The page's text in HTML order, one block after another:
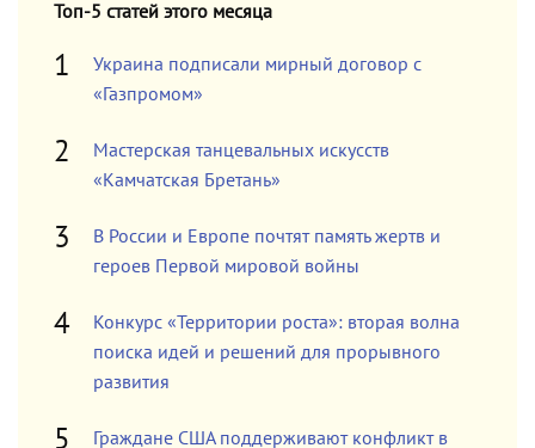
Топ-5 статей этого месяца
Украина подписали мирный договор с
«Газпромом»
Мастерская танцевальных искусств
«Камчатская Бретань»
В России и Европе почтят память жертв и
героев Первой мировой войны
Конкурс «Территории роста»: вторая волна
поиска идей и решений для прорывного
развития
Граждане США поддерживают конфликт в